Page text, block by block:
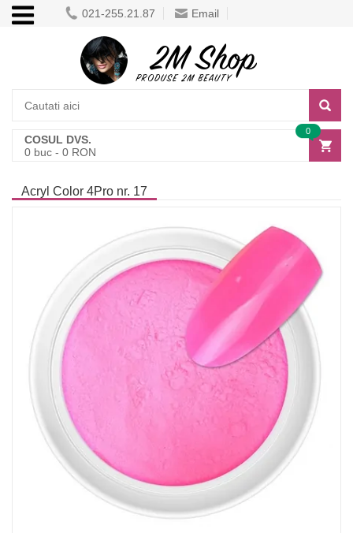
021-255.21.87 Email
COSUL DVS.
0 buc - 0 RON
0
Acryl Color 4Pro nr. 17